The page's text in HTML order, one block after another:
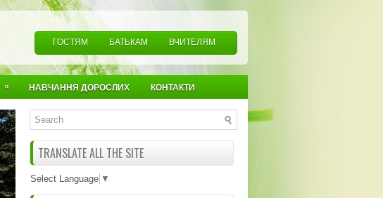
ГОСТЯМ БАТЬКАМ ВЧИТЕЛЯМ
» НАВЧАННЯ ДОРОСЛИХ КОНТАКТИ
TRANSLATE ALL THE SITE
Select Language ▼